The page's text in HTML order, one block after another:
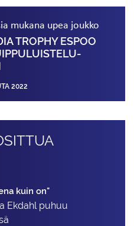
mukana upea joukko
TROPHY ESPOO
2022
kuin on"
Ekdahl puhuu